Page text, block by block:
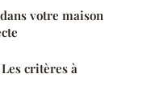
votre maison
critères à